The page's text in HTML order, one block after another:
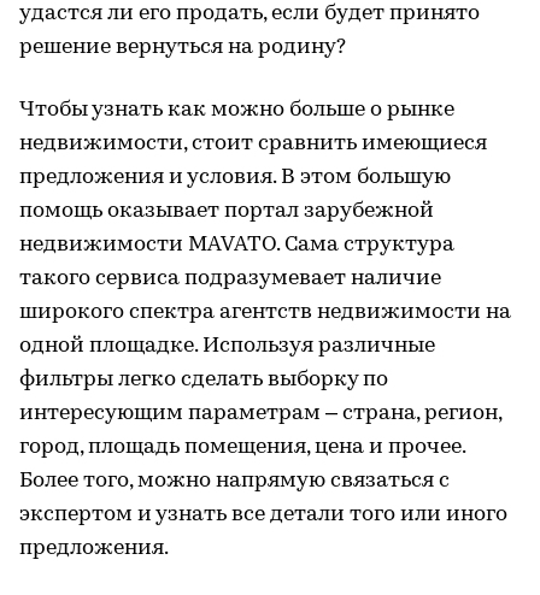
удастся ли его продать, если будет принято
решение вернуться на родину?
Чтобы узнать как можно больше о рынке
недвижимости, стоит сравнить имеющиеся
предложения и условия. В этом большую
помощь оказывает портал зарубежной
недвижимости MAVATO. Сама структура
такого сервиса подразумевает наличие
широкого спектра агентств недвижимости на
одной площадке. Используя различные
фильтры легко сделать выборку по
интересующим параметрам – страна, регион,
город, площадь помещения, цена и прочее.
Более того, можно напрямую связаться с
экспертом и узнать все детали того или иного
предложения.